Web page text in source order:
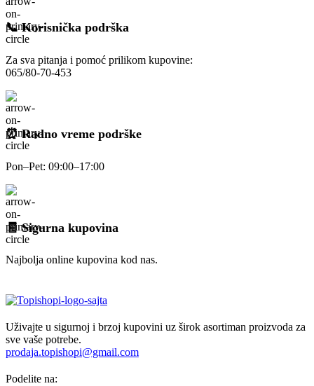
📞 Korisnička podrška
Za sva pitanja i pomoć prilikom kupovine:
065/80-70-453
⏰ Radno vreme podrške
Pon–Pet: 09:00–17:00
🧾 Sigurna kupovina
Najbolja online kupovina kod nas.
Uživajte u sigurnoj i brzoj kupovini uz širok asortiman proizvoda za
sve vaše potrebe.
prodaja.topishopi@gmail.com
Podelite na: